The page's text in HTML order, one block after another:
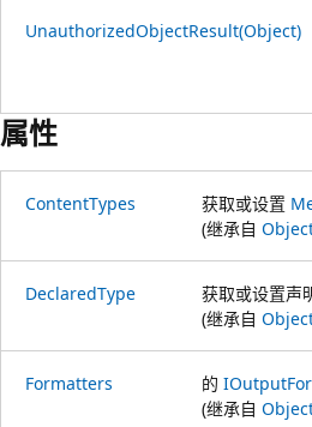
UnauthorizedObjectResult(Object)
属性
ContentTypes 获取或设置
(继承自
DeclaredType
获取或设置声
(继承自
Formatters 的
(继承自